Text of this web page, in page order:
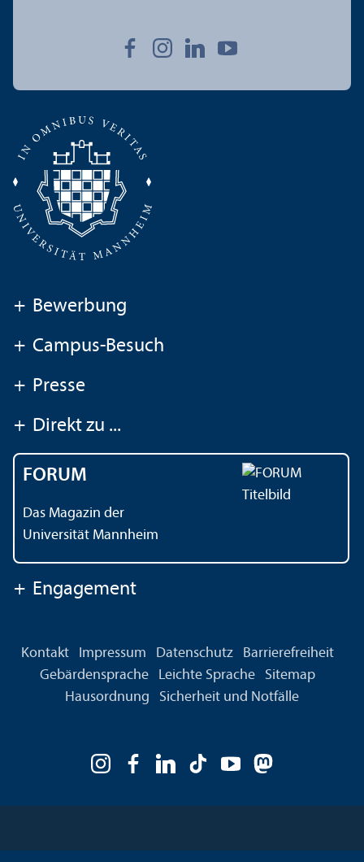
+ Bewerbung
+ Campus-Besuch
+ Presse
+ Direkt zu ...
FORUM
Das Magazin der
Universität Mannheim
+ Engagement
Kontakt Impressum Datenschutz
Barrierefreiheit
Gebärdensprache
Leichte Sprache
Sitemap
Hausordnung
Sicherheit und Notfälle